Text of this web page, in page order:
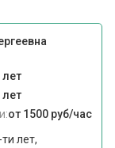
лет
лет
от 1500 руб/час
лет,